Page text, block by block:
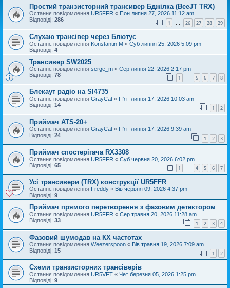
Простий транзисторний трансивер Бджілка (BeeJT TRX)
Останнє повідомлення UR5FFR « Пон липня 27, 2026 11:12 am
Відповіді: 286 1 … 26 27 28 29
Слухаю трансівер через Блютус
Останнє повідомлення Konstantin M « Суб липня 25, 2026 5:09 pm
Відповіді: 4
Трансивер SW2025
Останнє повідомлення serge_m « Сер липня 22, 2026 2:17 pm
Відповіді: 78 1 5 6 7 8
Блекаут радіо на SI4735
Останнє повідомлення GrayCat « П'ят липня 17, 2026 10:03 am
Відповіді: 14 1 2
Приймач ATS-20+
Останнє повідомлення GrayCat « П'ят липня 17, 2026 9:39 am
Відповіді: 24 1 2 3
Приймач спостерігача RX3308
Останнє повідомлення UR5FFR « Суб червня 20, 2026 6:02 pm
Відповіді: 65 1 4 5 6 7
Усі трансивери (TRX) конструкції UR5FFR
Останнє повідомлення Freddy « Вів червня 09, 2026 4:37 pm
Відповіді: 9
Приймач прямого перетворення з фазовим детектором
Останнє повідомлення UR5FFR « Сер травня 20, 2026 11:28 am
Відповіді: 33 1 2 3 4
Фазовий шумодав на КХ частотах
Останнє повідомлення Weezerspoon « Вів травня 19, 2026 7:09 am
Відповіді: 15 1 2
Схеми транзисторних трансіверів
Останнє повідомлення UR5VFT « Чет березня 05, 2026 1:25 pm
Відповіді: 9